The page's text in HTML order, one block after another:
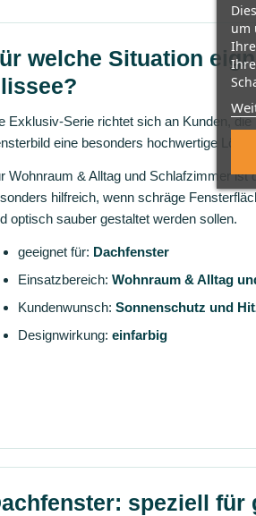
welche Situation
Exklusiv-Serie richtet sich an Kunden,
eine besonders hochwertige
Wohnraum & Alltag und Schlafzimmer ist
hilfreich, wenn schräge
optisch sauber gestaltet werden sollen.
geeignet für: Dachfenster
Einsatzbereich: Wohnraum & Alltag
Kundenwunsch: Sonnenschutz und
Designwirkung: einfarbig
speziell für
um